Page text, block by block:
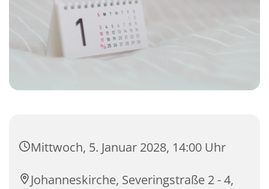
Mittwoch, 5. Januar 2028, 14:00 Uhr
Johanneskirche, Severingstraße 2 - 4,